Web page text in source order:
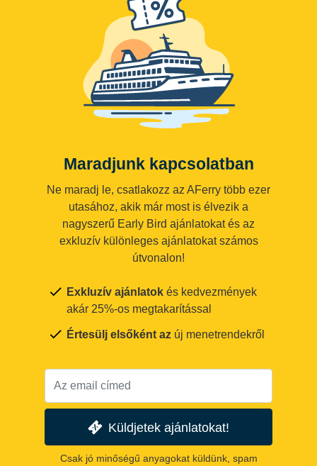
Maradjunk kapcsolatban
Ne maradj le, csatlakozz az AFerry több ezer
utasához, akik már most is élvezik a
nagyszerű Early Bird ajánlatokat és az
exkluzív különleges ajánlatokat számos
útvonalon!
Exkluzív ajánlatok és kedvezmények
akár 25%-os megtakarítással
Értesülj elsőként az új menetrendekről
Küldjetek ajánlatokat!
Csak jó minőségű anyagokat küldünk, spam